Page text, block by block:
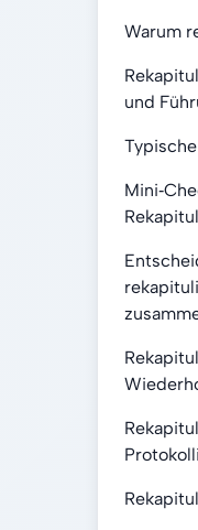
Warum
und